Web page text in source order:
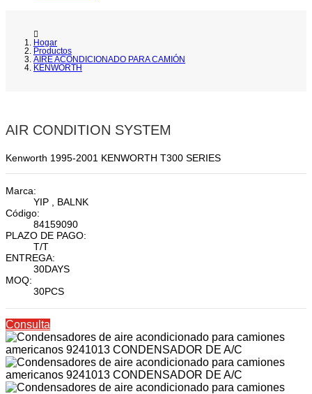
Hogar
Productos
AIRE ACONDICIONADO PARA CAMIÓN
KENWORTH
AIR CONDITION SYSTEM
Kenworth 1995-2001 KENWORTH T300 SERIES
Marca:
YIP , BALNK
Código:
84159090
PLAZO DE PAGO:
T/T
ENTREGA:
30DAYS
MOQ:
30PCS
Consulta